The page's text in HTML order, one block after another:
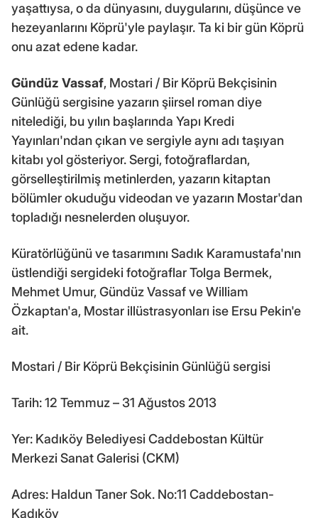
yaşattıysa, o da dünyasını, duygularını, düşünce ve
hezeyanlarını Köprü'yle paylaşır. Ta ki bir gün Köprü
onu azat edene kadar.
Gündüz Vassaf, Mostari / Bir Köprü Bekçisinin
Günlüğü sergisine yazarın şiirsel roman diye
nitelediği, bu yılın başlarında Yapı Kredi
Yayınları'ndan çıkan ve sergiyle aynı adı taşıyan
kitabı yol gösteriyor. Sergi, fotoğraflardan,
görselleştirilmiş metinlerden, yazarın kitaptan
bölümler okuduğu videodan ve yazarın Mostar'dan
topladığı nesnelerden oluşuyor.
Küratörlüğünü ve tasarımını Sadık Karamustafa'nın
üstlendiği sergideki fotoğraflar Tolga Bermek,
Mehmet Umur, Gündüz Vassaf ve William
Özkaptan'a, Mostar illüstrasyonları ise Ersu Pekin'e
ait.
Mostari / Bir Köprü Bekçisinin Günlüğü sergisi
Tarih: 12 Temmuz – 31 Ağustos 2013
Yer: Kadıköy Belediyesi Caddebostan Kültür
Merkezi Sanat Galerisi (CKM)
Adres: Haldun Taner Sok. No:11 Caddebostan-
Kadıköy